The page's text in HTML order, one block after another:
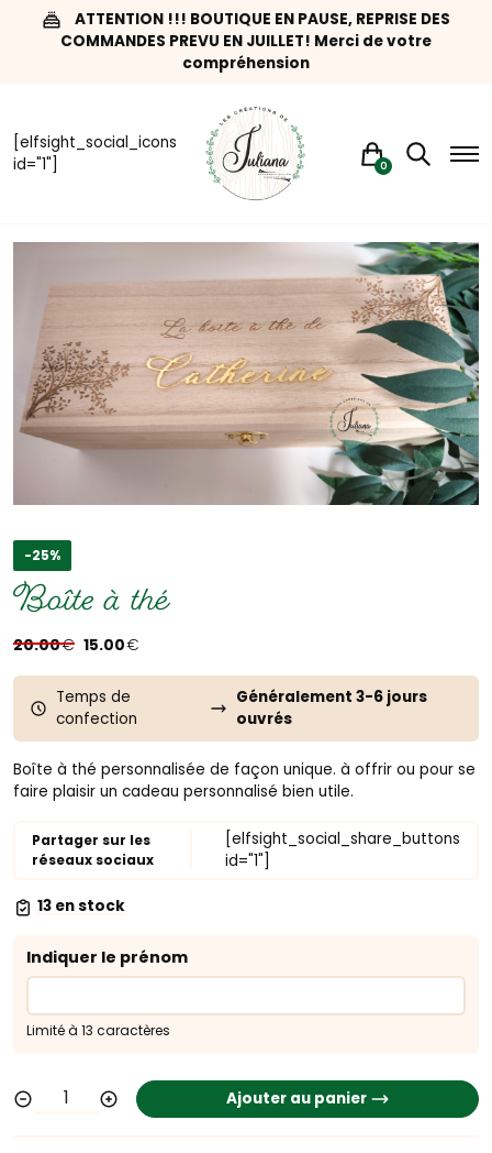
ATTENTION !!! BOUTIQUE EN PAUSE, REPRISE DES
COMMANDES PREVU EN JUILLET! Merci de votre
compréhension
[elfsight_social_icons
id="1"]
0
-25%
Boîte à thé
20.00€ Le
prix
initial
était :
20.00€.
15.00€
prix
15.00€.
Temps de
confection
Généralement 3-6 jours
ouvrés
Boîte à thé personnalisée de façon unique. à offrir ou pour se
faire plaisir un cadeau personnalisé bien utile.
Partager sur les
réseaux sociaux
[elfsight_social_share_buttons
id="1"]
13 en stock
Indiquer le prénom
Limité à 13 caractères
Ajouter au panier